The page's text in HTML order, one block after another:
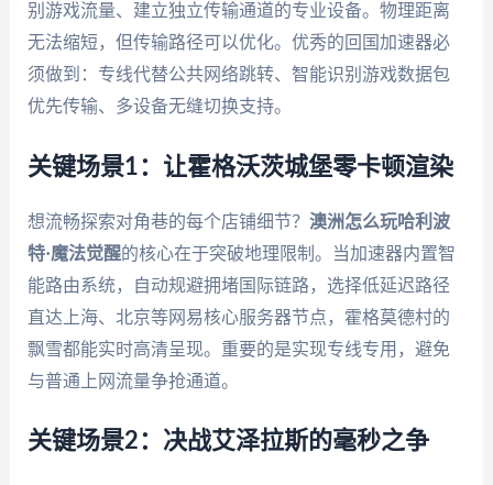
别游戏流量、建立独立传输通道的专业设备。物理距离
无法缩短，但传输路径可以优化。优秀的回国加速器必
须做到：专线代替公共网络跳转、智能识别游戏数据包
优先传输、多设备无缝切换支持。
关键场景1：让霍格沃茨城堡零卡顿渲染
想流畅探索对角巷的每个店铺细节？ 澳洲怎么玩哈利波
特·魔法觉醒的核心在于突破地理限制。当加速器内置智
能路由系统，自动规避拥堵国际链路，选择低延迟路径
直达上海、北京等网易核心服务器节点，霍格莫德村的
飘雪都能实时高清呈现。重要的是实现专线专用，避免
与普通上网流量争抢通道。
关键场景2：决战艾泽拉斯的毫秒之争